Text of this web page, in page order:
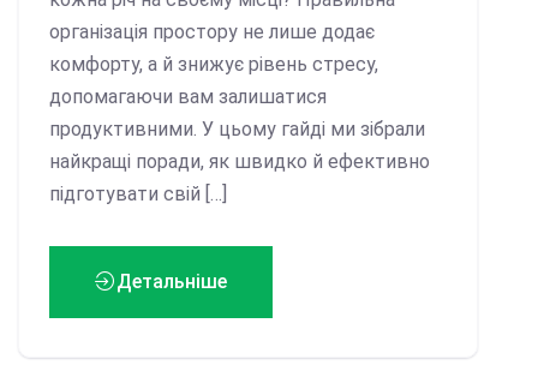
організація простору не лише додає
комфорту, а й знижує рівень стресу,
допомагаючи вам залишатися
продуктивними. У цьому гайді ми зібрали
найкращі поради, як швидко й ефективно
підготувати свій […]
Детальніше